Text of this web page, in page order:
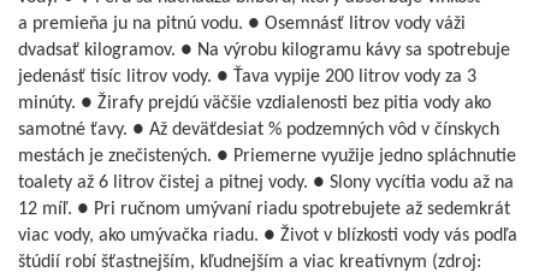
a premieňa ju na pitnú vodu. ● Osemnásť litrov vody váži
dvadsať kilogramov. ● Na výrobu kilogramu kávy sa spotrebuje
jedenásť tisíc litrov vody. ● Ťava vypije 200 litrov vody za 3
minúty. ● Žirafy prejdú väčšie vzdialenosti bez pitia vody ako
samotné ťavy. ● Až deväťdesiat % podzemných vôd v čínskych
mestách je znečistených. ● Priemerne využije jedno spláchnutie
toalety až 6 litrov čistej a pitnej vody. ● Slony vycítia vodu až na
12 míľ. ● Pri ručnom umývaní riadu spotrebujete až sedemkrát
viac vody, ako umývačka riadu. ● Život v blízkosti vody vás podľa
štúdií robí šťastnejším, kľudnejším a viac kreatívnym (zdroj: